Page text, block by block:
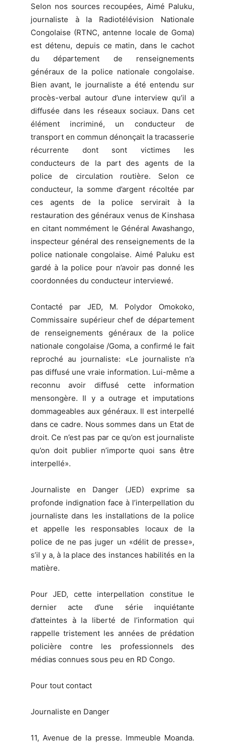
Selon nos sources recoupées, Aimé Paluku,
journaliste à la Radiotélévision Nationale
Congolaise (RTNC, antenne locale de Goma)
est détenu, depuis ce matin, dans le cachot
du département de renseignements
généraux de la police nationale congolaise.
Bien avant, le journaliste a été entendu sur
procès-verbal autour d’une interview qu’il a
diffusée dans les réseaux sociaux. Dans cet
élément incriminé, un conducteur de
transport en commun dénonçait la tracasserie
récurrente dont sont victimes les
conducteurs de la part des agents de la
police de circulation routière. Selon ce
conducteur, la somme d’argent récoltée par
ces agents de la police servirait à la
restauration des généraux venus de Kinshasa
en citant nommément le Général Awashango,
inspecteur général des renseignements de la
police nationale congolaise. Aimé Paluku est
gardé à la police pour n’avoir pas donné les
coordonnées du conducteur interviewé.
Contacté par JED, M. Polydor Omokoko,
Commissaire supérieur chef de département
de renseignements généraux de la police
nationale congolaise /Goma, a confirmé le fait
reproché au journaliste: «Le journaliste n’a
pas diffusé une vraie information. Lui-même a
reconnu avoir diffusé cette information
mensongère. Il y a outrage et imputations
dommageables aux généraux. Il est interpellé
dans ce cadre. Nous sommes dans un Etat de
droit. Ce n’est pas par ce qu’on est journaliste
qu’on doit publier n’importe quoi sans être
interpellé».
Journaliste en Danger (JED) exprime sa
profonde indignation face à l’interpellation du
journaliste dans les installations de la police
et appelle les responsables locaux de la
police de ne pas juger un «délit de presse»,
s’il y a, à la place des instances habilités en la
matière.
Pour JED, cette interpellation constitue le
dernier acte d’une série inquiétante
d’atteintes à la liberté de l’information qui
rappelle tristement les années de prédation
policière contre les professionnels des
médias connues sous peu en RD Congo.
Pour tout contact
Journaliste en Danger
11, Avenue de la presse. Immeuble Moanda.